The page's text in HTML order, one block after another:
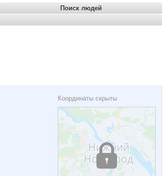
Поиск людей
Координаты скрыты